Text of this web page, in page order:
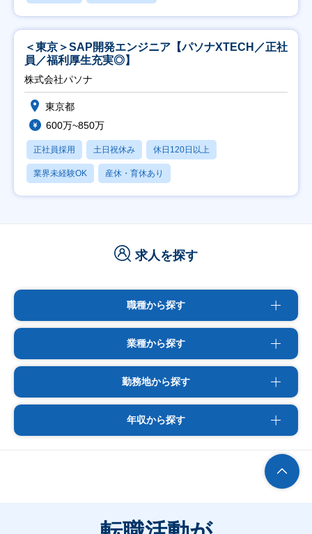
＜東京＞SAP開発エンジニア【パソナXTECH／正社
員／福利厚生充実◎】
株式会社パソナ
東京都
600万~850万
正社員採用 土日祝休み 休日120日以上
業界未経験OK 産休・育休あり
求人を探す
職種から探す
業種から探す
勤務地から探す
年収から探す